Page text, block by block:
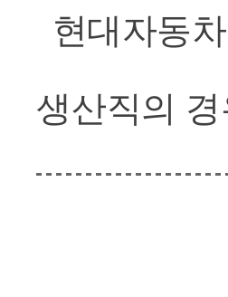
현대자동
생산직의